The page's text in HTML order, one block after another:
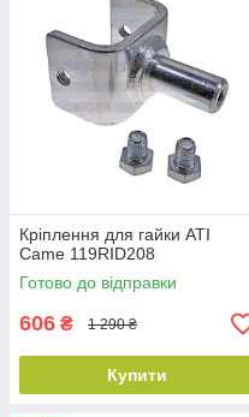
Кріплення для гайки ATI
Came 119RID208
Готово до відправки
606 ₴ 1 290 ₴
Купити